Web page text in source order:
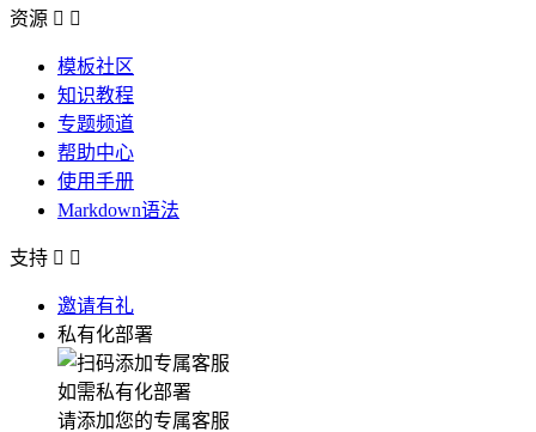
资源  
模板社区
知识教程
专题频道
帮助中心
使用手册
Markdown语法
支持  
邀请有礼
私有化部署
如需私有化部署
请添加您的专属客服